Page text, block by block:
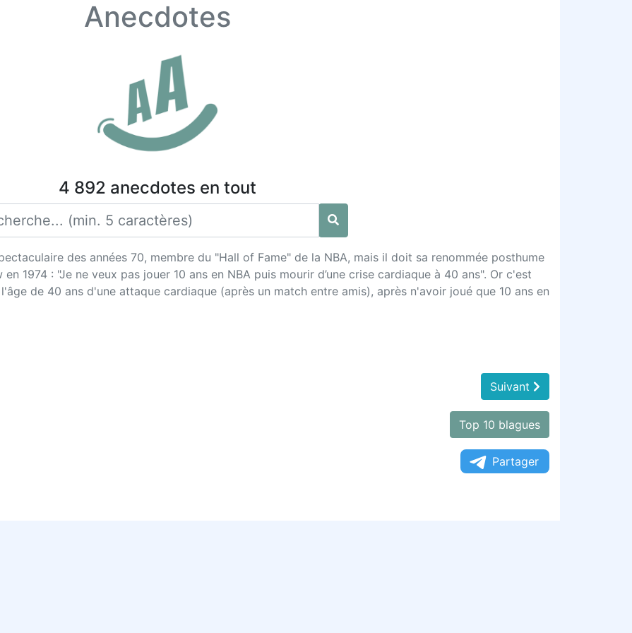
Anecdotes
4 892 anecdotes en tout
des années 70, membre du "Hall of Fame" de la NBA, mais il doit sa renommée posthume
1974 : "Je ne veux pas jouer 10 ans en NBA puis mourir d’une crise cardiaque à 40 ans". Or c'est
de 40 ans d'une attaque cardiaque (après un match entre amis), après n'avoir joué que 10 ans en
Suivant
Top 10 blagues
Partager